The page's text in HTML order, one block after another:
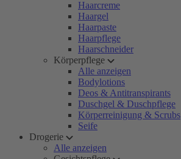
Haarcreme
Haargel
Haarpaste
Haarpflege
Haarschneider
Körperpflege
Alle anzeigen
Bodylotions
Deos & Antitranspirants
Duschgel & Duschpflege
Körperreinigung & Scrubs
Seife
Drogerie
Alle anzeigen